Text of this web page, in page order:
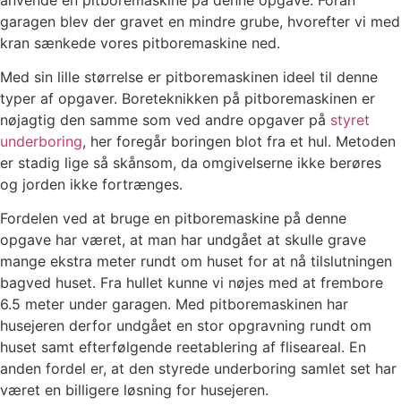
garagen blev der gravet en mindre grube, hvorefter vi med
kran sænkede vores pitboremaskine ned.
Med sin lille størrelse er pitboremaskinen ideel til denne
typer af opgaver. Boreteknikken på pitboremaskinen er
nøjagtig den samme som ved andre opgaver på styret
underboring, her foregår boringen blot fra et hul. Metoden
er stadig lige så skånsom, da omgivelserne ikke berøres
og jorden ikke fortrænges.
Fordelen ved at bruge en pitboremaskine på denne
opgave har været, at man har undgået at skulle grave
mange ekstra meter rundt om huset for at nå tilslutningen
bagved huset. Fra hullet kunne vi nøjes med at frembore
6.5 meter under garagen. Med pitboremaskinen har
husejeren derfor undgået en stor opgravning rundt om
huset samt efterfølgende reetablering af fliseareal. En
anden fordel er, at den styrede underboring samlet set har
været en billigere løsning for husejeren.